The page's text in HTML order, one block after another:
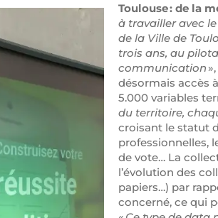
Toulouse : de la
à travailler avec
de la Ville de
trois ans, au
communication
désormais accès
5.000 variables
du territoire,
croisant le statut
professionnelles,
de vote… La
l’évolution des
papiers…) par
concerné, ce qui